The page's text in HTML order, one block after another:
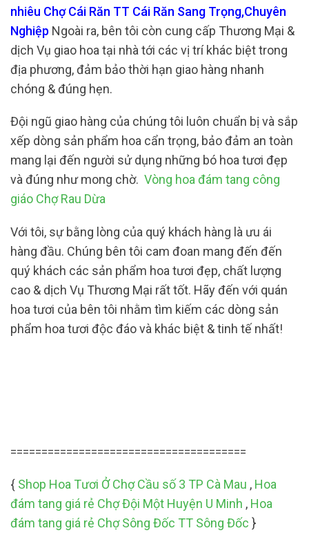
nhiêu Chợ Cái Răn TT Cái Răn Sang Trọng,Chuyên
Nghiệp Ngoài ra, bên tôi còn cung cấp Thương Mại &
dịch Vụ giao hoa tại nhà tới các vị trí khác biệt trong
địa phương, đảm bảo thời hạn giao hàng nhanh
chóng & đúng hẹn.
Đội ngũ giao hàng của chúng tôi luôn chuẩn bị và sắp
xếp dòng sản phẩm hoa cẩn trọng, bảo đảm an toàn
mang lại đến người sử dụng những bó hoa tươi đẹp
và đúng như mong chờ. Vòng hoa đám tang công
giáo Chợ Rau Dừa
Với tôi, sự bằng lòng của quý khách hàng là ưu ái
hàng đầu. Chúng bên tôi cam đoan mang đến đến
quý khách các sản phẩm hoa tươi đẹp, chất lượng
cao & dịch Vụ Thương Mại rất tốt. Hãy đến với quán
hoa tươi của bên tôi nhằm tìm kiếm các dòng sản
phẩm hoa tươi độc đáo và khác biệt & tinh tế nhất!
======================================
{ Shop Hoa Tươi Ở Chợ Cầu số 3 TP Cà Mau , Hoa
đám tang giá rẻ Chợ Đội Một Huyện U Minh , Hoa
đám tang giá rẻ Chợ Sông Đốc TT Sông Đốc }